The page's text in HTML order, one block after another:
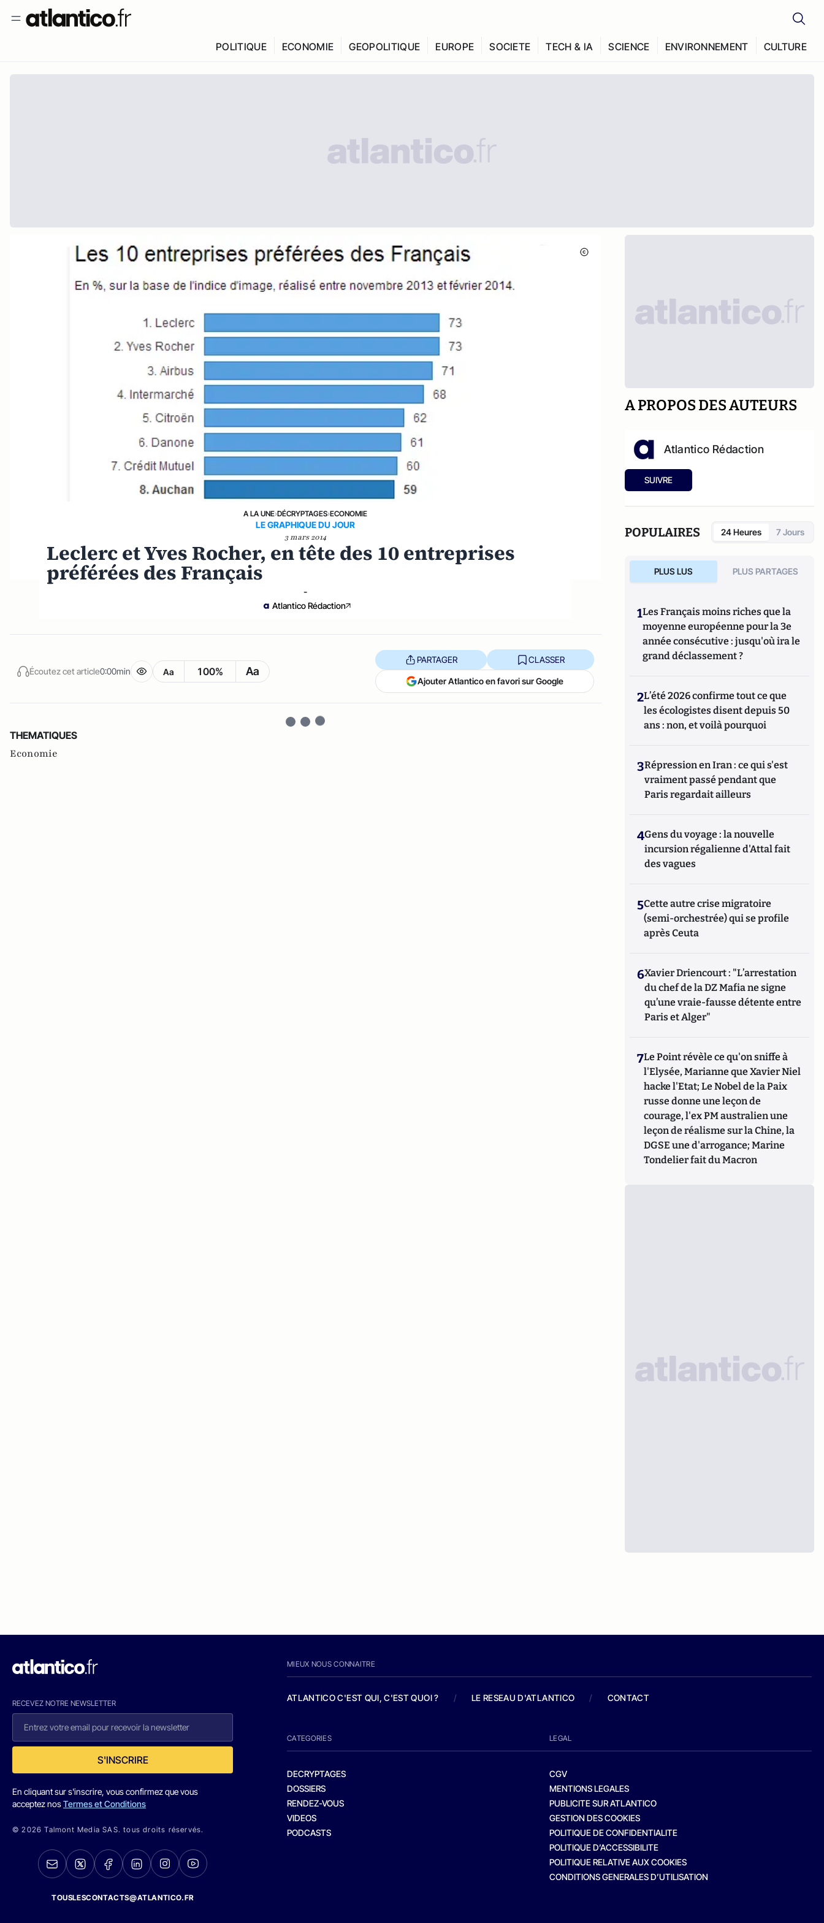
POLITIQUE ECONOMIE GEOPOLITIQUE EUROPE SOCIETE TECH & IA SCIENCE ENVIRONNEMENT CULTURE
A LA UNE›DÉCRYPTAGES›ECONOMIE
LE GRAPHIQUE DU JOUR
3 mars 2014
Leclerc et Yves Rocher, en tête des 10 entreprises
préférées des Français
-
Atlantico Rédaction
Écoutez cet article0:00min Aa 100% Aa
PARTAGER CLASSER
Ajouter Atlantico en favori sur Google
THEMATIQUES
Economie
A PROPOS DES AUTEURS
Atlantico Rédaction
SUIVRE
POPULAIRES 24 Heures 7 Jours
PLUS LUS PLUS PARTAGES
1Les Français moins riches que la
moyenne européenne pour la 3e
année consécutive : jusqu'où ira le
grand déclassement ?
2L’été 2026 confirme tout ce que
les écologistes disent depuis 50
ans : non, et voilà pourquoi
3Répression en Iran : ce qui s'est
vraiment passé pendant que
Paris regardait ailleurs
4Gens du voyage : la nouvelle
incursion régalienne d'Attal fait
des vagues
5Cette autre crise migratoire
(semi-orchestrée) qui se profile
après Ceuta
6Xavier Driencourt : "L’arrestation
du chef de la DZ Mafia ne signe
qu’une vraie-fausse détente entre
Paris et Alger"
7Le Point révèle ce qu'on sniffe à
l'Elysée, Marianne que Xavier Niel
hacke l'Etat; Le Nobel de la Paix
russe donne une leçon de
courage, l'ex PM australien une
leçon de réalisme sur la Chine, la
DGSE une d'arrogance; Marine
Tondelier fait du Macron
RECEVEZ NOTRE NEWSLETTER
S'INSCRIRE
En cliquant sur s'inscrire, vous confirmez que vous
acceptez nosTermes et Conditions
© 2026 Talmont Media SAS. tous droits réservés.
TOUSLESCONTACTS@ATLANTICO.FR
MIEUX NOUS CONNAITRE
ATLANTICO C'EST QUI, C'EST QUOI ? / LE RESEAU D'ATLANTICO / CONTACT
CATEGORIES
DECRYPTAGES
DOSSIERS
RENDEZ-VOUS
VIDEOS
PODCASTS
LEGAL
CGV
MENTIONS LEGALES
PUBLICITE SUR ATLANTICO
GESTION DES COOKIES
POLITIQUE DE CONFIDENTIALITE
POLITIQUE D’ACCESSIBILITE
POLITIQUE RELATIVE AUX COOKIES
CONDITIONS GENERALES D’UTILISATION